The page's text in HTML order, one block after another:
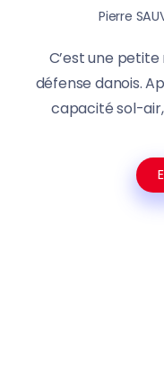
Pierre
C’est une
défense danois.
capacité sol-